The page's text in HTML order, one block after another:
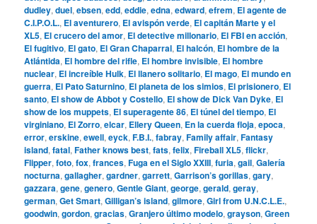
dudley,duel,ebsen,edd,eddie,edna,edward,efrem, El agente de
C.I.P.O.L., El aventurero, El avispón verde, El capitán Marte y el
XL5, El crucero del amor, El detective millonario, El FBI en acción,
El fugitivo, El gato, El Gran Chaparral, El halcón, El hombre de la
Atlántida, El hombre del rifle, El hombre invisible, El hombre
nuclear, El increíble Hulk, El llanero solitario, El mago, El mundo en
guerra, El Pato Saturnino, El planeta de los simios, El prisionero, El
santo, El show de Abbot y Costello, El show de Dick Van Dyke, El
show de los muppets, El superagente 86, El túnel del tiempo, El
virginiano, El Zorro,elcar, Ellery Queen, En la cuerda floja,epoca,
error,erskine,ewell,eyck,F.B.I.,fabray,Family affair,Fantasy
island,fatal,Father knows best,fats,felix,Fireball XL5,flickr,
Flipper,foto,fox,frances,Fuga en el Siglo XXIII,furia,gail,Galería
nocturna,gallagher,gardner,garrett,Garrison’s gorillas,gary,
gazzara,gene,genero,Gentle Giant,george,gerald,geray,
german,Get Smart,Gilligan’s island,gilmore,Girl from U.N.C.L.E.,
goodwin,gordon,gracias,Granjero último modelo,grayson,Green